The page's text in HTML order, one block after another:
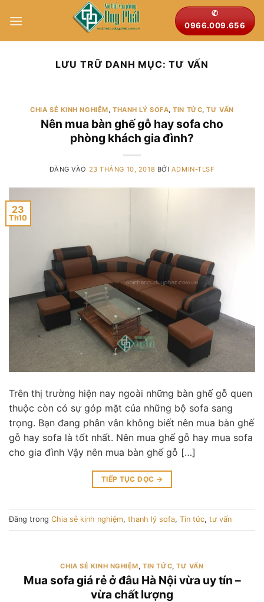
qua
✆
0966.009.656
LƯU TRỮ DANH MỤC:TƯ VẤN
CHIA SẺ KINH NGHIỆM, THANH LÝ SOFA,TIN TỨC,TƯ VẤN
Nên mua bàn ghế gỗ hay sofa cho
phòng khách gia đình?
ĐĂNG VÀO 23 THÁNG 10, 2018 BỞI ADMIN-TLSF
23
Th10
Trên thị trường hiện nay ngoài những bàn ghế gỗ quen
thuộc còn có sự góp mặt của những bộ sofa sang
trọng. Bạn đang phân vân không biết nên mua bàn ghế
gỗ hay sofa là tốt nhất. Nên mua ghế gỗ hay mua sofa
cho gia đình Vậy nên mua bàn ghế gỗ […]
TIẾP TỤC ĐỌC →
Đăng trong Chia sẻ kinh nghiệm, thanh lý sofa, Tin tức, tư vấn
CHIA SẺ KINH NGHIỆM,TIN TỨC,TƯ VẤN
Mua sofa giá rẻ ở đâu Hà Nội vừa uy tín –
vừa chất lượng